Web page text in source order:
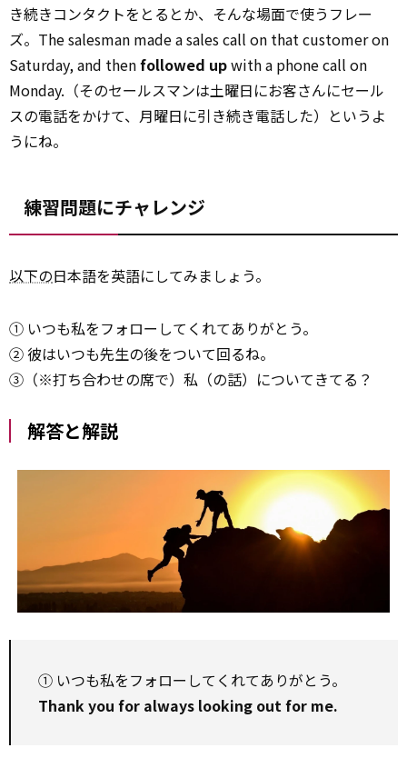
き続きコンタクトをとるとか、そんな場面で使うフレー
ズ。The salesman made a sales call on that customer on
Saturday, and thenfollowed upwith a phone call on
Monday.（そのセールスマンは土曜日にお客さんにセール
スの電話をかけて、月曜日に引き続き電話した）というよ
うにね。
練習問題にチャレンジ
以下の日本語を英語にしてみましょう。
① いつも私をフォローしてくれてありがとう。
② 彼はいつも先生の後をついて回るね。
③（※打ち合わせの席で）私（の話）についてきてる？
解答と解説
① いつも私をフォローしてくれてありがとう。
Thank you for always looking out for me.